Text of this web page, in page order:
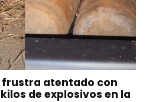
frustra atentado con
de explosivos en la